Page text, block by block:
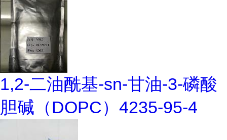
1,2-二油酰基-sn-甘油-3-磷酸
胆碱（DOPC）4235-95-4